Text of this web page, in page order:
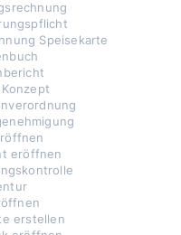
Speisekarte
eröffnen
erstellen